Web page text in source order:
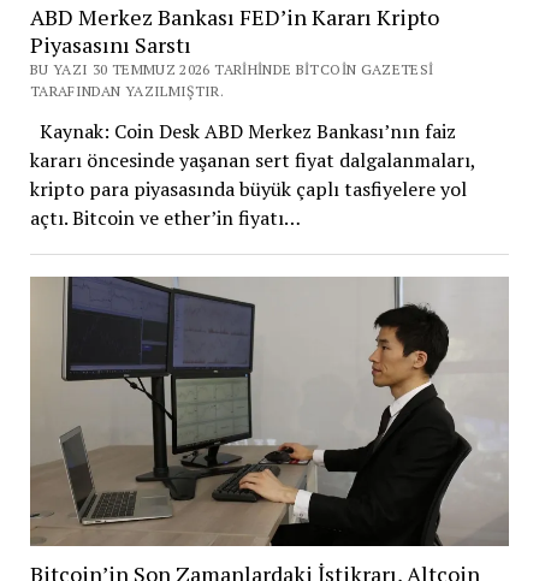
ABD Merkez Bankası FED’in Kararı Kripto
Piyasasını Sarstı
BU YAZI 30 TEMMUZ 2026 TARIHINDE BITCOIN GAZETESI
TARAFINDAN YAZILMIŞTIR.
Kaynak: Coin Desk ABD Merkez Bankası’nın faiz
kararı öncesinde yaşanan sert fiyat dalgalanmaları,
kripto para piyasasında büyük çaplı tasfiyelere yol
açtı. Bitcoin ve ether’in fiyatı…
Bitcoin’in Son Zamanlardaki İstikrarı, Altcoin